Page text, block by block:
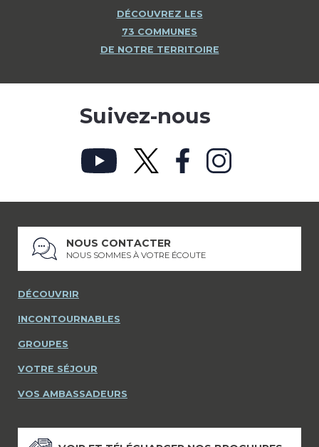
DÉCOUVREZ LES
73 COMMUNES
DE NOTRE TERRITOIRE
Suivez-nous
NOUS CONTACTER
NOUS SOMMES À VOTRE ÉCOUTE
DÉCOUVRIR
INCONTOURNABLES
GROUPES
VOTRE SÉJOUR
VOS AMBASSADEURS